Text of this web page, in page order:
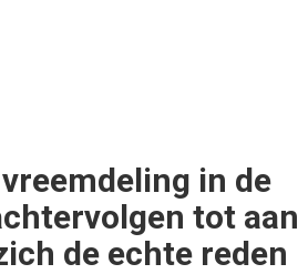
in de
tot aan
de echte reden